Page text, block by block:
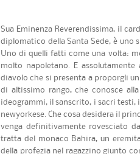
Sua Eminenza Reverendissima, il
diplomatico della Santa Sede, è uno
Uno di quelli fatti come una volta:
molto napoletano. E
diavolo che si presenta a proporgli
di altissimo rango, che conosce
ideogrammi, il sanscrito, i sacri
newyorkese. Che cosa desidera il
venga definitivamente rovesciato
tratta del monaco Bahira, un
della profezia nel ragazzino giunto